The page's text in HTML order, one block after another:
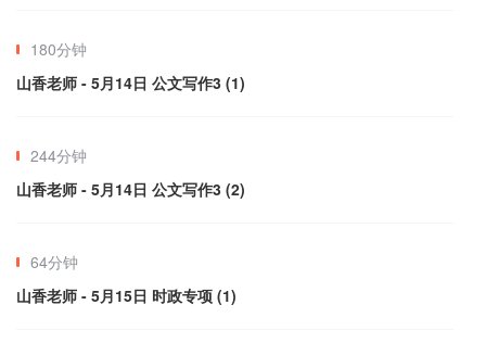
180分钟
山香老师 - 5月14日 公文写作3 (1)
244分钟
山香老师 - 5月14日 公文写作3 (2)
64分钟
山香老师 - 5月15日 时政专项 (1)